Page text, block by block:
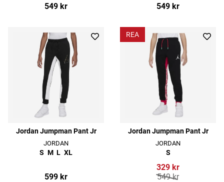
549 kr 549 kr
Jordan Jumpman Pant Jr
JORDAN
S M L XL
599 kr
REA
Jordan Jumpman Pant Jr
JORDAN
S
329 kr
549 kr